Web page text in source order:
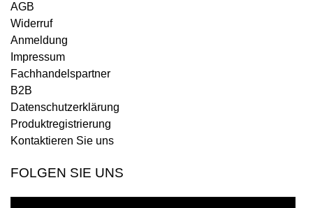
AGB
Widerruf
Anmeldung
Impressum
Fachhandelspartner
B2B
Datenschutzerklärung
Produktregistrierung
Kontaktieren Sie uns
FOLGEN SIE UNS